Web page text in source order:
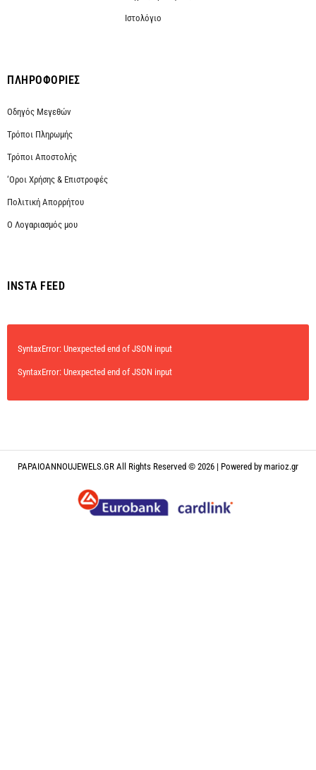
Ιστολόγιο
ΠΛΗΡΟΦΟΡΙΕΣ
Οδηγός Μεγεθών
Τρόποι Πληρωμής
Τρόποι Αποστολής
‘Οροι Χρήσης & Επιστροφές
Πολιτική Απορρήτου
Ο Λογαριασμός μου
INSTA FEED
SyntaxError: Unexpected end of JSON input
SyntaxError: Unexpected end of JSON input
PAPAIOANNOUJEWELS.GR All Rights Reserved © 2026 | Powered by marioz.gr